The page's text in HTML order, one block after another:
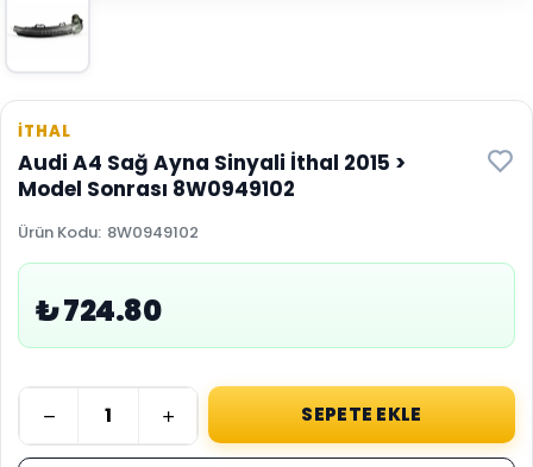
İTHAL
Audi A4 Sağ Ayna Sinyali İthal 2015 >
Model Sonrası 8W0949102
Ürün Kodu: 8W0949102
₺ 724.80
SEPETE EKLE